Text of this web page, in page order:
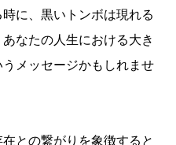
に、黒いトンボは現れる
なたの人生における大き
メッセージかもしれませ
との繋がりを象徴すると